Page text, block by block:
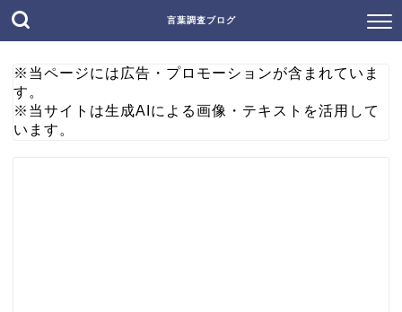
言葉調査ブログ
※当ページには広告・プロモーションが含まれていま
す。
※当サイトは生成AIによる画像・テキストを活用して
います。